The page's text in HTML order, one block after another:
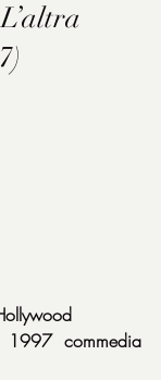
1997 commedia